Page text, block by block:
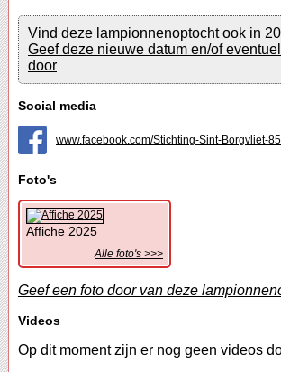
Vind deze lampionnenoptocht ook in
Geef deze nieuwe datum en/of
door
Social media
www.facebook.com/Stichting-Sint-Borgvliet-
Foto's
Affiche 2025
Alle foto's >>>
Geef een foto door van deze
Videos
Op dit moment zijn er nog geen videos